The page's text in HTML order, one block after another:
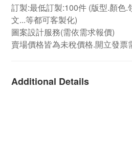
訂製:最低訂製:100件 (版型.顏色.
文...等都可客製化)
圖案設計服務(需依需求報價)
賣場價格皆為未稅價格.開立發票
Additional Details